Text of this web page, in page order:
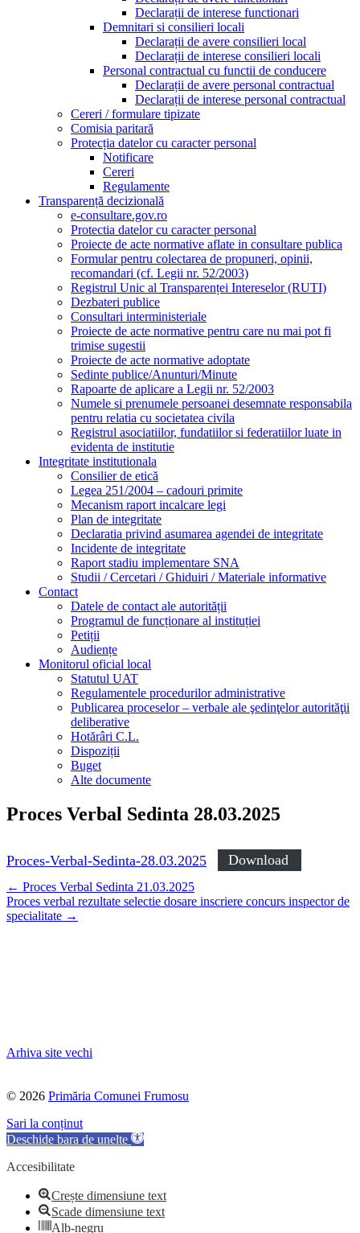
Declarații de interese functionari
Demnitari si consilieri locali
Declarații de avere consilieri local
Declarații de interese consilieri locali
Personal contractual cu functii de conducere
Declarații de avere personal contractual
Declarații de interese personal contractual
Cereri / formulare tipizate
Comisia paritară
Protecția datelor cu caracter personal
Notificare
Cereri
Regulamente
Transparență decizională
e-consultare.gov.ro
Protectia datelor cu caracter personal
Proiecte de acte normative aflate in consultare publica
Formular pentru colectarea de propuneri, opinii,
recomandari (cf. Legii nr. 52/2003)
Registrul Unic al Transparenței Intereselor (RUTI)
Dezbateri publice
Consultari interministeriale
Proiecte de acte normative pentru care nu mai pot fi
trimise sugestii
Proiecte de acte normative adoptate
Sedinte publice/Anunturi/Minute
Rapoarte de aplicare a Legii nr. 52/2003
Numele si prenumele persoanei desemnate responsabila
pentru relatia cu societatea civila
Registrul asociatiilor, fundatiilor si federatiilor luate in
evidenta de institutie
Integritate institutionala
Consilier de etică
Legea 251/2004 – cadouri primite
Mecanism raport incalcare legi
Plan de integritate
Declaratia privind asumarea agendei de integritate
Incidente de integritate
Raport stadiu implementare SNA
Studii / Cercetari / Ghiduiri / Materiale informative
Contact
Datele de contact ale autorității
Programul de funcționare al instituției
Petiții
Audiențe
Monitorul oficial local
Statutul UAT
Regulamentele procedurilor administrative
Publicarea proceselor – verbale ale şedinţelor autorităţii
deliberative
Hotărâri C.L.
Dispoziții
Buget
Alte documente
Proces Verbal Sedinta 28.03.2025
Proces-Verbal-Sedinta-28.03.2025 Download
Navigare
postări
← Proces Verbal Sedinta 21.03.2025
Proces verbal rezultate selectie dosare inscriere concurs inspector de
specialitate →
Arhiva site vechi
© 2026 Primăria Comunei Frumosu
Sari la conținut
Deschide bara de unelte
Accesibilitate
Crește dimensiune text
Scade dimensiune text
Alb-negru